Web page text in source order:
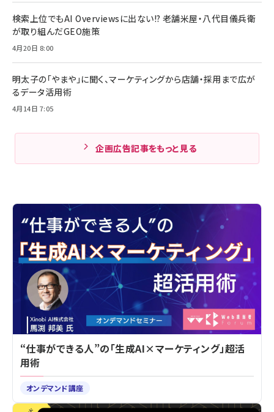
検索上位でもAI Overviewsに出ない!? 老舗米屋・八代目儀兵衛
が取り組んだGEO施策
4月20日 8:00
明太子の「やまや」に聞く、マーケティングから店舗・採用まで広が
るデータ活用術
4月14日 7:05
企画広告記事をもっと見る
“仕事ができる人”の「生成AI×マーケティング」超活
用術
オンデマンド講座